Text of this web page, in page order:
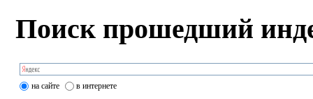
Поиск прошедший
на сайте в интернете